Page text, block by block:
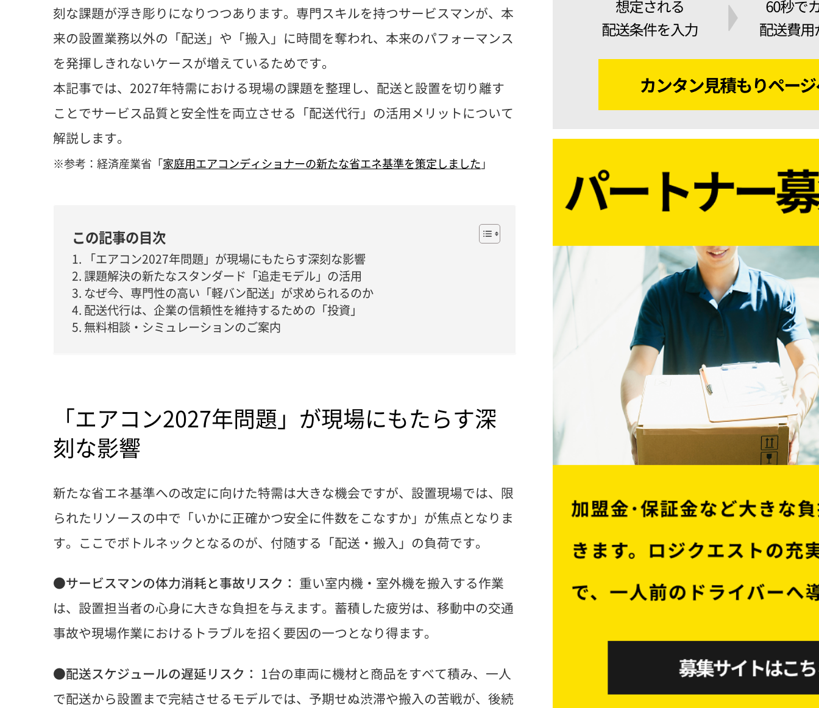
刻な課題が浮き彫りになりつつあります。専門スキルを持つサービスマンが、本
来の設置業務以外の「配送」や「搬入」に時間を奪われ、本来のパフォーマンス
を発揮しきれないケースが増えているためです。
本記事では、2027年特需における現場の課題を整理し、配送と設置を切り離す
ことでサービス品質と安全性を両立させる「配送代行」の活用メリットについて
解説します。
※参考：経済産業省「家庭用エアコンディショナーの新たな省エネ基準を策定しました 」
この記事の目次
「エアコン2027年問題」が現場にもたらす深刻な影響
課題解決の新たなスタンダード「追走モデル」の活用
なぜ今、専門性の高い「軽バン配送」が求められるのか
配送代行は、企業の信頼性を維持するための「投資」
無料相談・シミュレーションのご案内
「エアコン2027年問題」が現場にもたらす深
刻な影響
新たな省エネ基準への改定に向けた特需は大きな機会ですが、設置現場では、限
られたリソースの中で「いかに正確かつ安全に件数をこなすか」が焦点となりま
す。ここでボトルネックとなるのが、付随する「配送・搬入」の負荷です。
●サービスマンの体力消耗と事故リスク： 重い室内機・室外機を搬入する作業
は、設置担当者の心身に大きな負担を与えます。蓄積した疲労は、移動中の交通
事故や現場作業におけるトラブルを招く要因の一つとなり得ます。
●配送スケジュールの遅延リスク： 1台の車両に機材と商品をすべて積み、一人
で配送から設置まで完結させるモデルでは、予期せぬ渋滞や搬入の苦戦が、後続